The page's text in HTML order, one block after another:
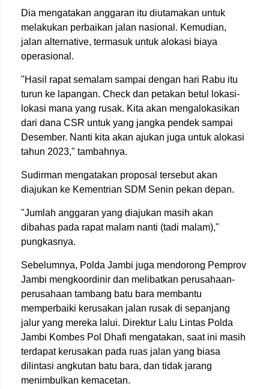
Dia mengatakan anggaran itu diutamakan untuk
melakukan perbaikan jalan nasional. Kemudian,
jalan alternative, termasuk untuk alokasi biaya
operasional.
"Hasil rapat semalam sampai dengan hari Rabu itu
turun ke lapangan. Check dan petakan betul lokasi-
lokasi mana yang rusak. Kita akan mengalokasikan
dari dana CSR untuk yang jangka pendek sampai
Desember. Nanti kita akan ajukan juga untuk alokasi
tahun 2023," tambahnya.
Sudirman mengatakan proposal tersebut akan
diajukan ke Kementrian SDM Senin pekan depan.
"Jumlah anggaran yang diajukan masih akan
dibahas pada rapat malam nanti (tadi malam),"
pungkasnya.
Sebelumnya, Polda Jambi juga mendorong Pemprov
Jambi mengkoordinir dan melibatkan perusahaan-
perusahaan tambang batu bara membantu
memperbaiki kerusakan jalan rusak di sepanjang
jalur yang mereka lalui. Direktur Lalu Lintas Polda
Jambi Kombes Pol Dhafi mengatakan, saat ini masih
terdapat kerusakan pada ruas jalan yang biasa
dilintasi angkutan batu bara, dan tidak jarang
menimbulkan kemacetan.